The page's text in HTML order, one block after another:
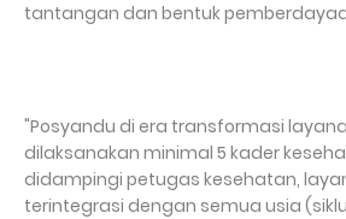
tantangan dan bentuk
"Posyandu di era transformasi
dilaksanakan minimal 5 kader
didampingi petugas kesehatan,
terintegrasi dengan semua usia